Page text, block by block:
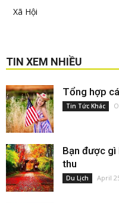
Xã Hội
TIN XEM NHIỀU
Tổng hợp
Tin Tức Khác
Bạn được gì
thu
Du Lịch April